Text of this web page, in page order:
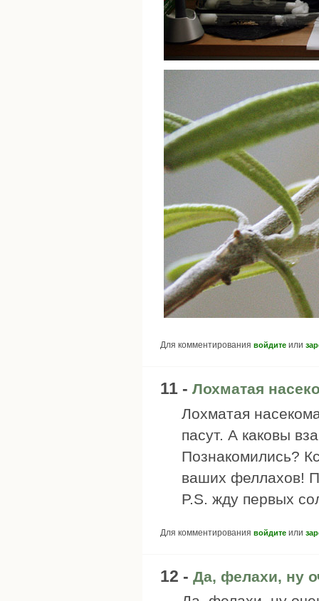
Для комментирования войдите или
11 - Лохматая
Лохматая
пасут. А каковы
Познакомились?
ваших феллахов!
P.S. жду первых
Для комментирования войдите или
12 - Да, фелахи, ну